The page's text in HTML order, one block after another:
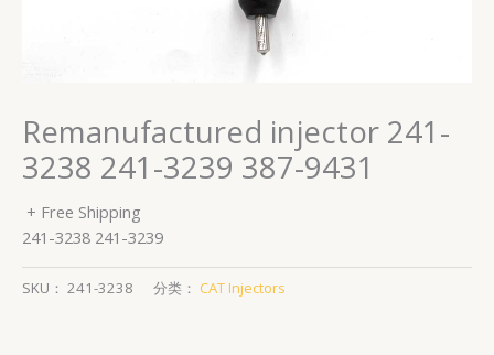
Remanufactured injector 241-
3238 241-3239 387-9431
+ Free Shipping
241-3238 241-3239
SKU： 241-3238 分类： CAT Injectors